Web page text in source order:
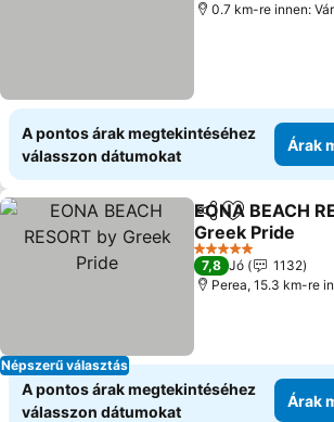
0.7 km-re innen:
A pontos árak megtekintéséhez
válasszon dátumokat
Árak
Népszerű választás
Megosztás
Hozzáadás
EONA BEACH
Greek Pride
Árak
5 Kategória
7,8 Jó
1132
Perea, 15.3 km-re
A pontos árak megtekintéséhez
válasszon dátumokat
Árak